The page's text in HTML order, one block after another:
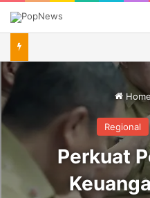
Home
Regional
Perkuat